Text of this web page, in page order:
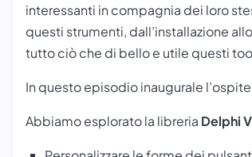
interessanti in compagnia dei loro
questi strumenti, dall’installazione
tutto ciò che di bello e utile questi
In questo episodio inaugurale
Abbiamo esplorato la libreria Delphi